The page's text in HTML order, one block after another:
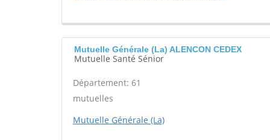
Mutuelle Générale (La) ALENCON CEDEX
Mutuelle Santé Sénior
Département: 61
mutuelles
Mutuelle Générale (La)